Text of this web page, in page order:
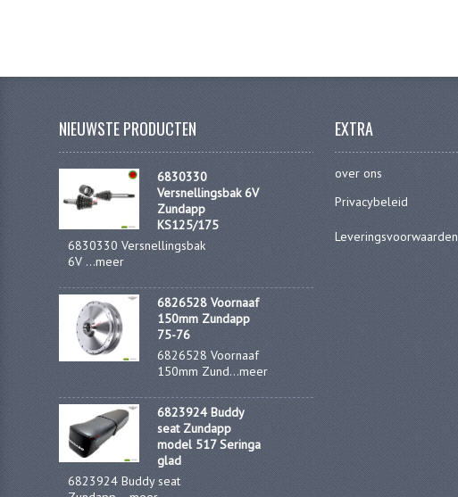
NIEUWSTE PRODUCTEN
6830330
Versnellingsbak 6V
Zundapp
KS125/175
6830330 Versnellingsbak
6V ...meer
6826528 Voornaaf
150mm Zundapp
75-76
6826528 Voornaaf
150mm Zund...meer
6823924 Buddy
seat Zundapp
model 517 Seringa
glad
6823924 Buddy seat
EXTRA
over ons
Privacybeleid
Leveringsvoorwaarden